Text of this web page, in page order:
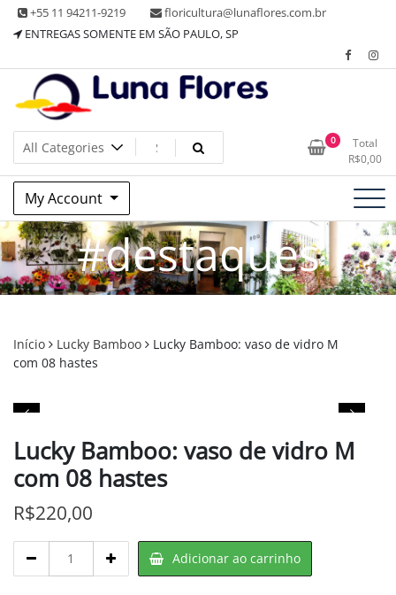
Skip +55 11 94211-9219
floricultura@lunaflores.com.br
ENTREGAS SOMENTE EM SÃO PAULO, SP
Floricultura Luna Flores – Vila
Mariana, SP – Presentes e
Decorações
Floricultura tradicional, vende flores naturais arranjos, buques
e muito mais
0
Total
R$0,00
My Account
#destaques
Início Lucky Bamboo
Lucky Bamboo: vaso de vidro M
com 08 hastes
Lucky Bamboo: vaso de vidro M
com 08 hastes
R$220,00
Bamboo:
Adicionar ao carrinho